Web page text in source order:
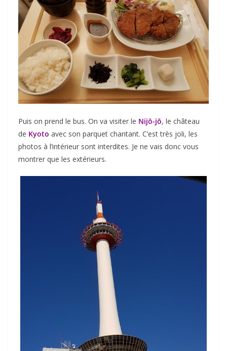
Puis on prend le bus. On va visiter le Nijō-jō, le château
de Kyoto avec son parquet chantant. C’est très joli, les
photos à l’intérieur sont interdites. Je ne vais donc vous
montrer que les extérieurs.